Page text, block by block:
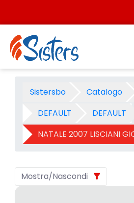
NATALE 2007
Sistersbo Catalogo
DEFAULT
DEFAULT
NATALE 2007 LISCIANI
Mostra/Nascondi